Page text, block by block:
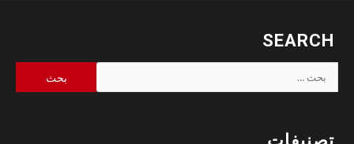
SEARCH
البحث
عن: